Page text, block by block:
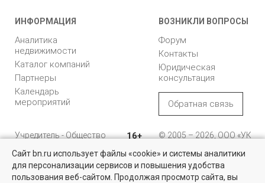
Найти квартиру - это просто!
ИНФОРМАЦИЯ
Аналитика
недвижимости
Каталог компаний
Партнеры
Календарь
мероприятий
ВОЗНИКЛИ ВОПРОСЫ
Форум
Контакты
Юридическая
консультация
Обратная связь
Учредитель - Общество
ответственностью
"Управляющая
компания "Бюллетень
16+
© 2005 – 2026, ООО «УК
196105, Санкт-
Петербург, пр. Юрия
Сайт bn.ru использует файлы «cookie» и системы аналитики
для персонализации сервисов и повышения удобства
пользования веб-сайтом. Продолжая просмотр сайта, вы